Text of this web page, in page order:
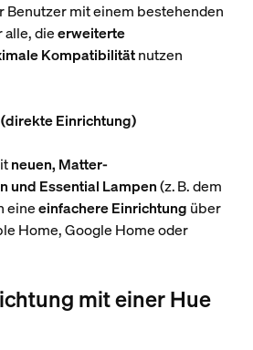
Benutzer mit einem bestehenden
alle, dieerweiterte
Kompatibilitätnutzen
Einrichtung)
neuen, Matter-
und Essential Lampen(z. B. dem
eineeinfachere Einrichtung über
Home, Google Home oder
mit einer Hue